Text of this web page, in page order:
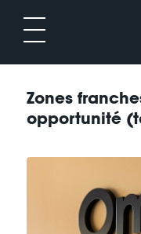
Zones
opportunité